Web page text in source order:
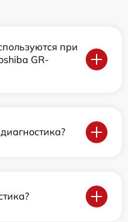
при
GR-